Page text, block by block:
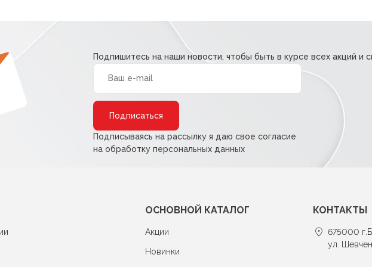
Подпишитесь на наши новости, чтобы быть в курсе всех акций и
Подписываясь на рассылку я даю свое согласие
на обработку персональных данных
ОСНОВНОЙ КАТАЛОГ
Акции
Новинки
КОНТАКТЫ
675000
ул.